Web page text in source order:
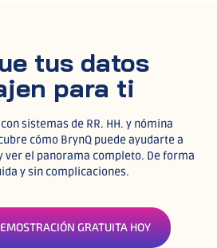
tus datos
para ti
sistemas de RR. HH. y nómina
cómo BrynQ puede ayudarte a
el panorama completo. De forma
y sin complicaciones.
GRATUITA HOY